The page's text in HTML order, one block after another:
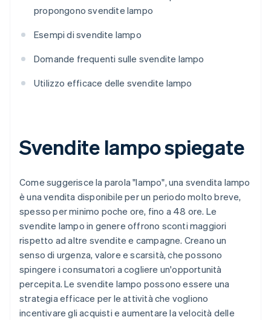
propongono svendite lampo
Esempi di svendite lampo
Domande frequenti sulle svendite lampo
Utilizzo efficace delle svendite lampo
Svendite lampo spiegate
Come suggerisce la parola "lampo", una svendita lampo
è una vendita disponibile per un periodo molto breve,
spesso per minimo poche ore, fino a 48 ore. Le
svendite lampo in genere offrono sconti maggiori
rispetto ad altre svendite e campagne. Creano un
senso di urgenza, valore e scarsità, che possono
spingere i consumatori a cogliere un'opportunità
percepita. Le svendite lampo possono essere una
strategia efficace per le attività che vogliono
incentivare gli acquisti e aumentare la velocità delle